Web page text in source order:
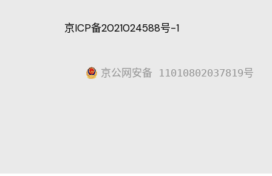
京ICP备2021024588号-1
京公网安备 11010802037819号